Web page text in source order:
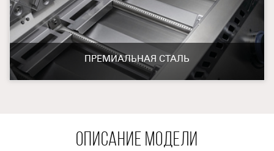
ПРЕМИАЛЬНАЯ СТАЛЬ
ОПИСАНИЕ МОДЕЛИ